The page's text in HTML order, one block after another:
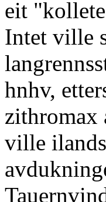
eit
Intet ville
hnhv,
zithromax
ville